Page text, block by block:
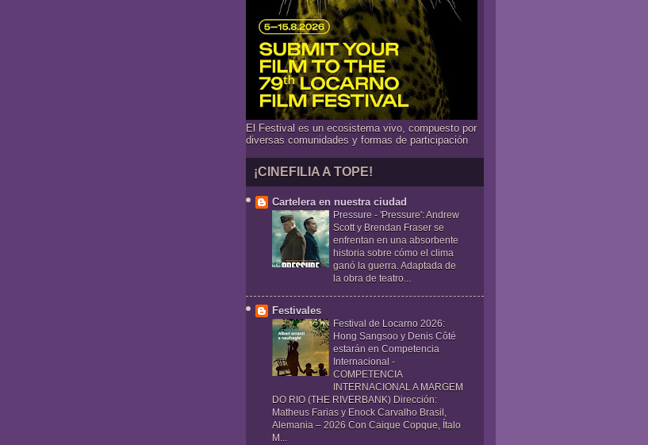
El Festival es un ecosistema vivo, compuesto por
diversas comunidades y formas de participación
¡CINEFILIA A TOPE!
Cartelera en nuestra ciudad
Pressure - 'Pressure': Andrew
Scott y Brendan Fraser se
enfrentan en una absorbente
historia sobre cómo el clima
ganó la guerra. Adaptada de
la obra de teatro...
Festivales
Festival de Locarno 2026:
Hong Sangsoo y Denis Côté
estarán en Competencia
Internacional -
COMPETENCIA
INTERNACIONAL A MARGEM
DO RIO (THE RIVERBANK) Dirección:
Matheus Farias y Enock Carvalho Brasil,
Alemania – 2026 Con Caique Copque, Ítalo
M...